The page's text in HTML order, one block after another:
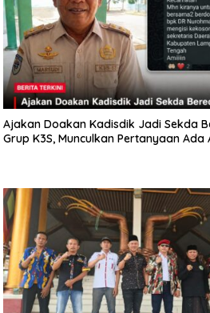
Ajakan Doakan Kadisdik Jadi Sekda
Grup K3S, Munculkan Pertanyaan Ada